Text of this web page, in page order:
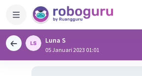
Luna S
05 Januari 2023 01:01